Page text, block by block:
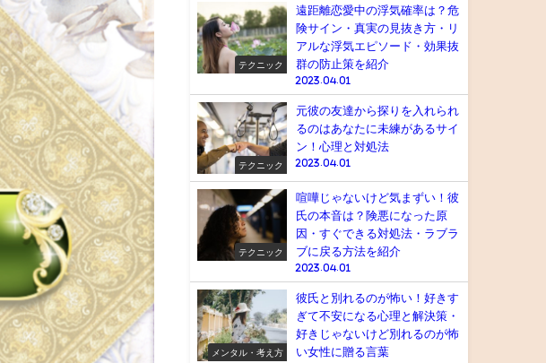
テクニック
遠距離恋愛中の浮気確率は？危
険サイン・真実の見抜き方・リ
アルな浮気エピソード・効果抜
群の防止策を紹介
2023.04.01
テクニック
元彼の友達から探りを入れられ
るのはあなたに未練があるサイ
ン！心理と対処法
2023.04.01
テクニック
喧嘩じゃないけど気まずい！彼
氏の本音は？険悪になった原
因・すぐできる対処法・ラブラ
ブに戻る方法を紹介
2023.04.01
メンタル・考え方
彼氏と別れるのが怖い！好きす
ぎて不安になる心理と解決策・
好きじゃないけど別れるのが怖
い女性に贈る言葉